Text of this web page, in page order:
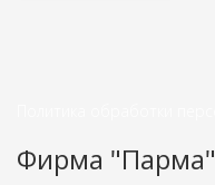
Фирма "Парма"